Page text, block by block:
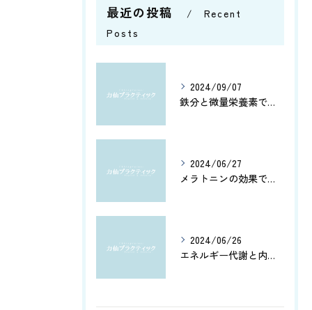
最近の投稿
Recent
Posts
2024/09/07
鉄分と微量栄養素で健康管理
2024/06/27
メラトニンの効果で、よく眠れてホルモン分泌もアップ！カルシウムとアミノ酸で健康脳を維持しよう
2024/06/26
エネルギー代謝と内臓機能を改善！筋肉の活性化と骨盤調整がもたらす健康への効果とは？